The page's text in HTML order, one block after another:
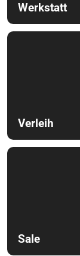
Werkstatt
Verleih
Sale